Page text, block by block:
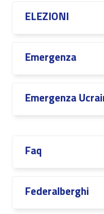
ELEZIONI
Emergenza
Emergenza
Faq
Federalberghi